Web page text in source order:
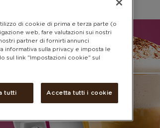
di cookie di prima e terza parte (o
web, fare valutazioni sui nostri
partner di fornirti annunci
informativa sulla privacy e imposta le
sul link "Impostazioni cookie" sul
tutti Accetta tutti i cookie